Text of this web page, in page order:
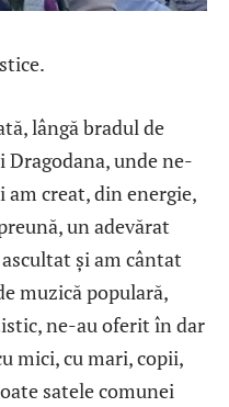
lângă bradul de
unde ne-
creat, din energie,
un adevărat
și am cântat
muzică populară,
ne-au oferit în dar
mici, cu mari, copii,
satele comunei